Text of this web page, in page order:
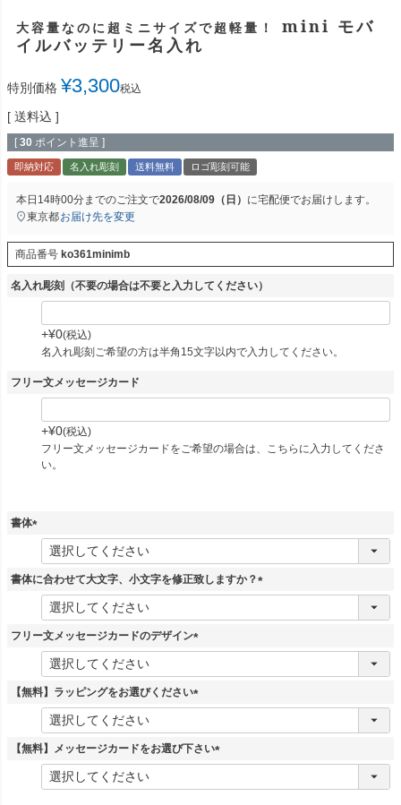
大容量なのに超ミニサイズで超軽量！
mini モバ
イルバッテリー名入れ
特別価格 ¥3,300税込
送料込
[ 30 ポイント進呈 ]
即納対応 名入れ彫刻 送料無料 ロゴ彫刻可能
本日 14時00分までのご注文で2026/08/09（日） に宅配便でお届けします。
東京都お届け先を変更
商品番号 ko361minimb
名入れ彫刻（不要の場合は不要と入力してください）
+¥0 税込
名入れ彫刻ご希望の方は半角15文字以内で入力してください。
フリー文メッセージカード
+¥0 税込
フリー文メッセージカードをご希望の場合は、こちらに入力してくださ
い。
書体
須
書体に合わせて大文字、小文字を修正致しますか？
(
フリー文メッセージカードのデザイン
(
須
【無料】ラッピングをお選びください
(
須
【無料】メッセージカードをお選び下さい
(